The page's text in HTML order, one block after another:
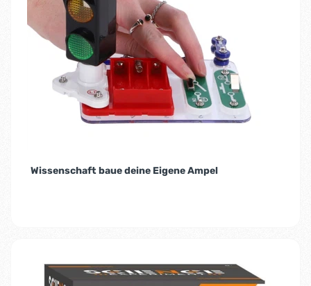
Wissenschaft baue deine Eigene Ampel